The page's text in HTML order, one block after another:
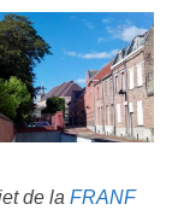
de la FRANF